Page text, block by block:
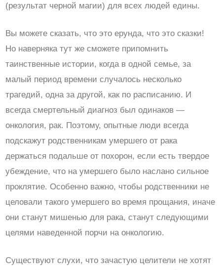
(результат черной магии) для всех людей едины.
Вы можете сказать, что это ерунда, что это сказки!
Но наверняка тут же сможете припомнить
таинственные истории, когда в одной семье, за
малый период времени случалось несколько
трагедий, одна за другой, как по расписанию. И
всегда смертельный диагноз был одинаков —
онкология, рак. Поэтому, опытные люди всегда
подскажут родственникам умершего от рака
держаться подальше от похорон, если есть твердое
убеждение, что на умершего было наслано сильное
проклятие. Особенно важно, чтобы родственники не
целовали такого умершего во время прощания, иначе
они станут мишенью для рака, станут следующими
целями наведенной порчи на онкологию.
Существуют слухи, что зачастую целители не хотят